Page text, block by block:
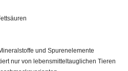
und Spurenelemente
nur von lebensmitteltauglichen Tieren